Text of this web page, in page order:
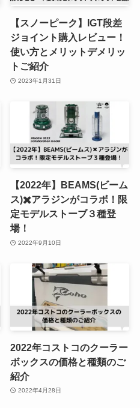
【スノーピーク】IGT段差
ジョイント購入レビュー！
使い方とメリットデメリッ
トご紹介
2023年1月31日
【2022年】BEAMS(ビーム
ス)✖️アラジンがコラボ！限
定モデルストーブ３種登
場！
2022年9月10日
2022年コストコのクーラー
ボックスの価格と種類のご
紹介
2022年4月28日